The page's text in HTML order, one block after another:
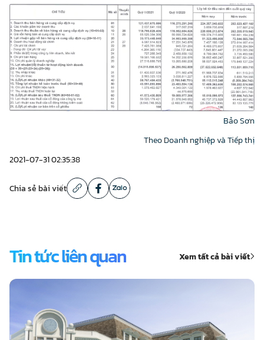
Bảo Sơn
Theo Doanh nghiệp và Tiếp thị
2021-07-31 02:35:38
Chia sẻ bài viết
Tin tức liên quan Xem tất cả bài viết